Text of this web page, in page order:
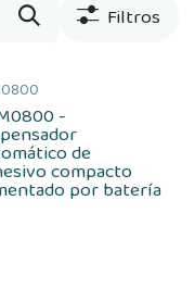
Filtros
-
de
compacto
por batería